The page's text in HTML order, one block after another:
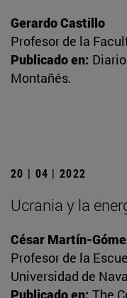
Gerardo Castillo
Profesor de la
Publicado en:
Montañés.
20 | 04 | 2022
Ucrania y la
César Martín-
Profesor de la
Universidad de
Publicado en: The